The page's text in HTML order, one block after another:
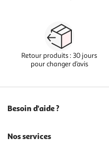
Retour produits : 30 jours
pour changer d’avis
Besoin d'aide ?
Nos services